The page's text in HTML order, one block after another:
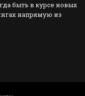
быть в курсе новых
напрямую из